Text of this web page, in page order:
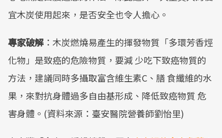
宜木炭使用起來，是否安全也令人擔心。
專家破解 ：木炭燃燒易產生的揮發物質「多環芳香烴
化物」是致癌的危險物質，要減 少吃下致癌物質的
方法，建議同時多攝取富含維生素C、膳 食纖維的水
果，來對抗身體過多自由基形成、降低致癌物質 危
害身體。(資料來源：臺安醫院營養師劉怡里)